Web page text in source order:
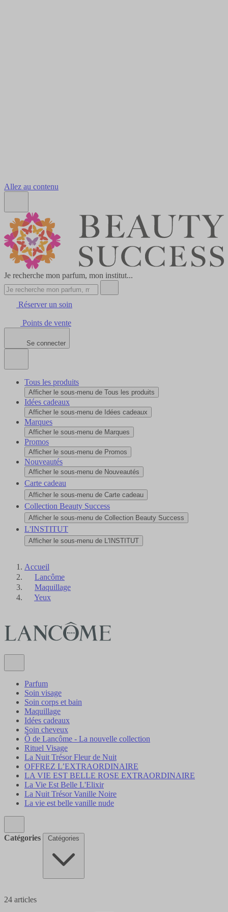
Allez au contenu
Je recherche mon parfum, mon institut...
Réserver un soin
Points de vente
Se connecter
Tous les produits
Afficher le sous-menu de Tous les produits
Idées cadeaux
Afficher le sous-menu de Idées cadeaux
Marques
Afficher le sous-menu de Marques
Promos
Afficher le sous-menu de Promos
Nouveautés
Afficher le sous-menu de Nouveautés
Carte cadeau
Afficher le sous-menu de Carte cadeau
Collection Beauty Success
Afficher le sous-menu de Collection Beauty Success
L'INSTITUT
Afficher le sous-menu de L'INSTITUT
Accueil
Lancôme
Maquillage
Yeux
Parfum
Soin visage
Soin corps et bain
Maquillage
Idées cadeaux
Soin cheveux
Ô de Lancôme - La nouvelle collection
Rituel Visage
La Nuit Trésor Fleur de Nuit
OFFREZ L’EXTRAORDINAIRE
LA VIE EST BELLE ROSE EXTRAORDINAIRE
La Vie Est Belle L'Elixir
La Nuit Trésor Vanille Noire
La vie est belle vanille nude
Catégories Catégories
24 articles